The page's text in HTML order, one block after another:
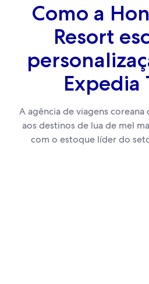
Como a
Resort
Expedia
A agência de viagens
aos destinos de lua de mel
com o estoque líder do